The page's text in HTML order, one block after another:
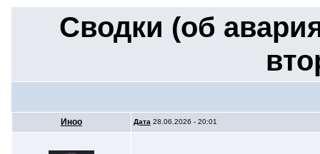
Сводки (об
Иноо Дата 28.06.2026 - 20:01